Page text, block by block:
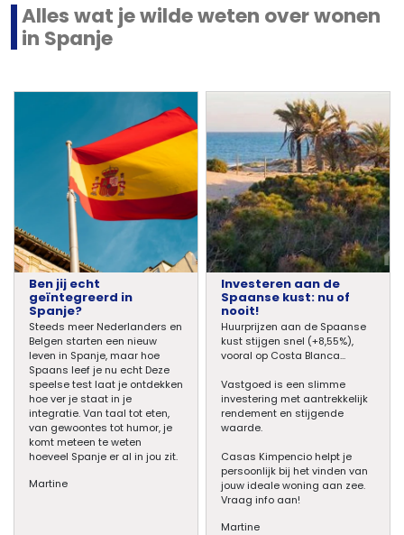
Alles wat je wilde weten over wonen
in Spanje
Ben jij echt
geïntegreerd in
Spanje?
Steeds meer Nederlanders en
Belgen starten een nieuw
leven in Spanje, maar hoe
Spaans leef je nu echt Deze
speelse test laat je ontdekken
hoe ver je staat in je
integratie. Van taal tot eten,
van gewoontes tot humor, je
komt meteen te weten
hoeveel Spanje er al in jou zit.
Martine
Investeren aan de
Spaanse kust: nu of
nooit!
Huurprijzen aan de Spaanse
kust stijgen snel (+8,55%),
vooral op Costa Blanca...
Vastgoed is een slimme
investering met aantrekkelijk
rendement en stijgende
waarde.
Casas Kimpencio helpt je
persoonlijk bij het vinden van
jouw ideale woning aan zee.
Vraag info aan!
Martine